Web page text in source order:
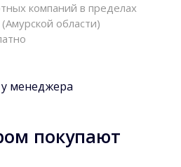
компаний в пределах
области)
менеджера
покупают